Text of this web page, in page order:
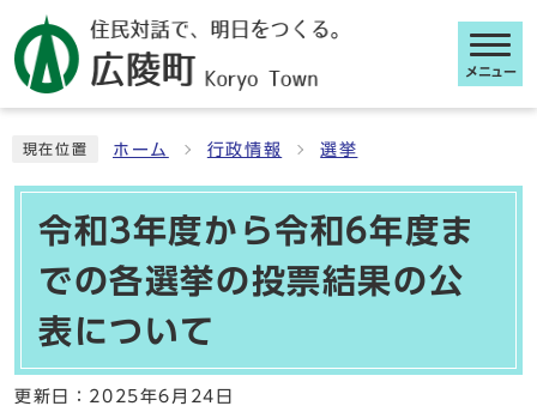
メニュー
現在位置 ホーム 行政情報 選挙
令和3年度から令和6年度ま
での各選挙の投票結果の公
表について
更新日： 2025年6月24日